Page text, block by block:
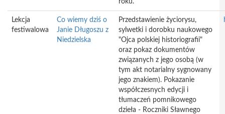
roku.
Lekcja
festiwalowa
Co wiemy dziś o
Janie Długoszu z
Niedzielska
Przedstawienie życiorysu,
sylwetki i dorobku naukowego
"Ojca polskiej historiografii"
oraz pokaz dokumentów
związanych z jego osobą (w
tym akt notarialny sygnowany
jego znakiem). Pokazanie
współczesnych edycji i
tłumaczeń pomnikowego
dzieła - Roczniki Sławnego